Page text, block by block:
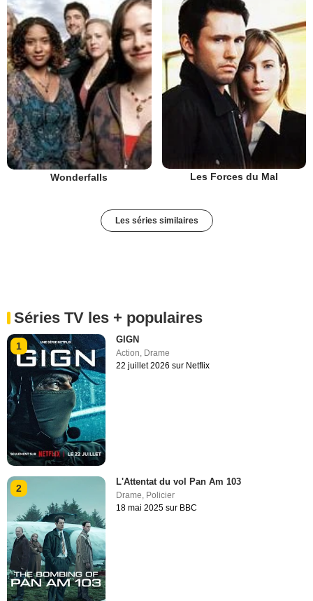
Wonderfalls Les Forces du Mal
Les séries similaires
Séries TV les + populaires
1
GIGN
Action Drame
22 juillet 2026 sur Netflix
2
L'Attentat du vol Pan Am 103
Drame, Policier
18 mai 2025 sur BBC